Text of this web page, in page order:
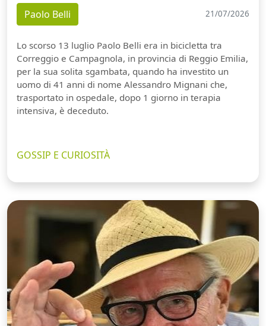
Paolo Belli 21/07/2026
Lo scorso 13 luglio Paolo Belli era in bicicletta tra
Correggio e Campagnola, in provincia di Reggio Emilia,
per la sua solita sgambata, quando ha investito un
uomo di 41 anni di nome Alessandro Mignani che,
trasportato in ospedale, dopo 1 giorno in terapia
intensiva, è deceduto.
GOSSIP E CURIOSITÀ